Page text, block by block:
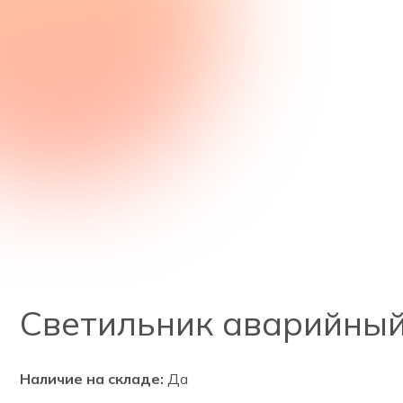
Светильник
Наличие на складе: Да